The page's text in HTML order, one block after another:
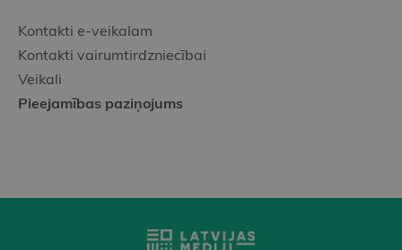
Kontakti e-veikalam
Kontakti vairumtirdzniecībai
Veikali
Pieejamības paziņojums